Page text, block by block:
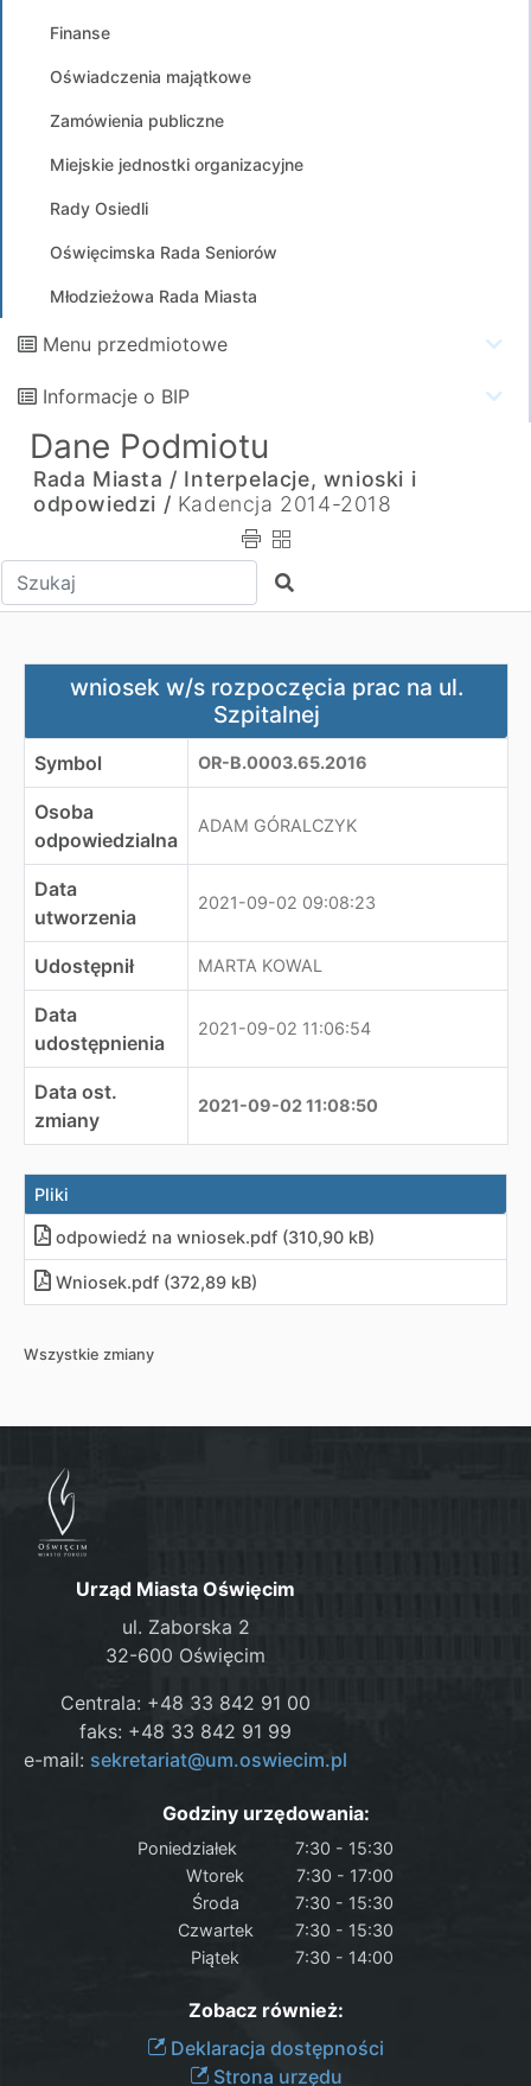
Finanse
Oświadczenia majątkowe
Zamówienia publiczne
Miejskie jednostki organizacyjne
Rady Osiedli
Oświęcimska Rada Seniorów
Młodzieżowa Rada Miasta
Menu przedmiotowe
Informacje o BIP
Dane Podmiotu
Rada Miasta / Interpelacje, wnioski i
odpowiedzi / Kadencja 2014-2018
Wpisz tekst do wyszukania Szukaj
wniosek w/s rozpoczęcia prac na ul. Szpitalnej
wniosek w/s rozpoczęcia prac na ul.
Szpitalnej
Symbol OR-B.0003.65.2016
Osoba
odpowiedzialna
ADAM GÓRALCZYK
Data
utworzenia
2021-09-02 09:08:23
Udostępnił MARTA KOWAL
Data
udostępnienia
2021-09-02 11:06:54
Data ost.
zmiany
2021-09-02 11:08:50
Pliki
odpowiedź na wniosek.pdf (310,90 kB)
Wniosek.pdf (372,89 kB)
Wszystkie zmiany
Urząd Miasta Oświęcim
ul. Zaborska 2
32-600 Oświęcim
Centrala: +48 33 842 91 00
faks: +48 33 842 91 99
e-mail: sekretariat@um.oswiecim.pl
Godziny urzędowania:
Poniedziałek
7:30 - 15:30
Wtorek
7:30 - 17:00
Środa
7:30 - 15:30
Czwartek
7:30 - 15:30
Piątek
7:30 - 14:00
Zobacz również:
Deklaracja dostępności
Strona urzędu